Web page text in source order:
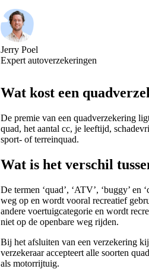
Jerry Poel
Expert autoverzekeringen
Wat kost een
De premie van een quadverzekering
quad, het aantal cc, je leeftijd,
sport- of terreinquad.
Wat is het verschil
De termen ‘quad’, ‘ATV’, ‘buggy’
weg op en wordt vooral recreatief
andere voertuigcategorie en wordt
niet op de openbare weg rijden.
Bij het afsluiten van een verzekering
verzekeraar accepteert alle soorten
als motorrijtuig.